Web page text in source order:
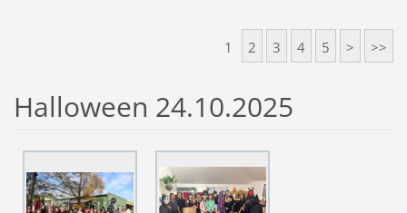
1 2 3 4 5 > >>
Halloween 24.10.2025